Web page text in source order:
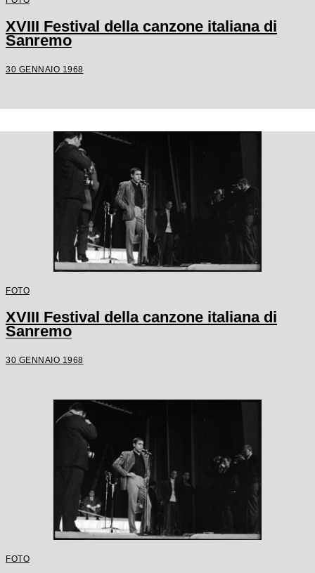
XVIII Festival della canzone italiana di
Sanremo
30 GENNAIO 1968
FOTO
XVIII Festival della canzone italiana di
Sanremo
30 GENNAIO 1968
FOTO